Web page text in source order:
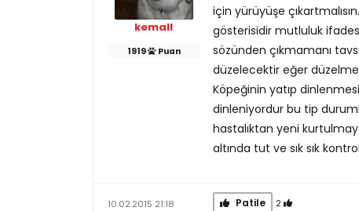
kemall
1919 Puan
için yürüyüşe
gösterisidir mutluluk
sözünden çıkmamanı
düzelecektir eğer
Köpeğinin yatıp
dinleniyordur bu tip
hastalıktan yeni
altında tut ve sık sık
10.02.2015 21:18 Patile 2